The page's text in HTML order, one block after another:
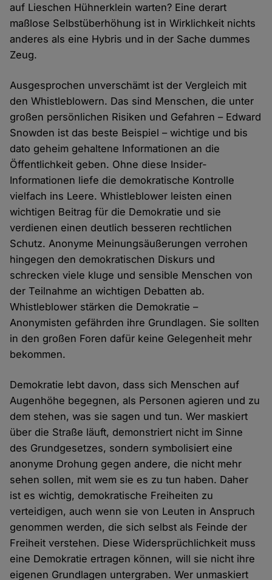
auf Lieschen Hühnerklein warten? Eine derart
maßlose Selbstüberhöhung ist in Wirklichkeit nichts
anderes als eine Hybris und in der Sache dummes
Zeug.
Ausgesprochen unverschämt ist der Vergleich mit
den Whistleblowern. Das sind Menschen, die unter
großen persönlichen Risiken und Gefahren – Edward
Snowden ist das beste Beispiel – wichtige und bis
dato geheim gehaltene Informationen an die
Öffentlichkeit geben. Ohne diese Insider-
Informationen liefe die demokratische Kontrolle
vielfach ins Leere. Whistleblower leisten einen
wichtigen Beitrag für die Demokratie und sie
verdienen einen deutlich besseren rechtlichen
Schutz. Anonyme Meinungsäußerungen verrohen
hingegen den demokratischen Diskurs und
schrecken viele kluge und sensible Menschen von
der Teilnahme an wichtigen Debatten ab.
Whistleblower stärken die Demokratie –
Anonymisten gefährden ihre Grundlagen. Sie sollten
in den großen Foren dafür keine Gelegenheit mehr
bekommen.
Demokratie lebt davon, dass sich Menschen auf
Augenhöhe begegnen, als Personen agieren und zu
dem stehen, was sie sagen und tun. Wer maskiert
über die Straße läuft, demonstriert nicht im Sinne
des Grundgesetzes, sondern symbolisiert eine
anonyme Drohung gegen andere, die nicht mehr
sehen sollen, mit wem sie es zu tun haben. Daher
ist es wichtig, demokratische Freiheiten zu
verteidigen, auch wenn sie von Leuten in Anspruch
genommen werden, die sich selbst als Feinde der
Freiheit verstehen. Diese Widersprüchlichkeit muss
eine Demokratie ertragen können, will sie nicht ihre
eigenen Grundlagen untergraben. Wer unmaskiert